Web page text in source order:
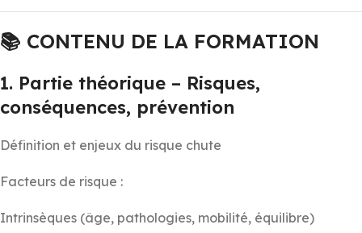
📚 CONTENU DE LA FORMATION
1. Partie théorique – Risques,
conséquences, prévention
Définition et enjeux du risque chute
Facteurs de risque :
Intrinsèques (âge, pathologies, mobilité, équilibre)